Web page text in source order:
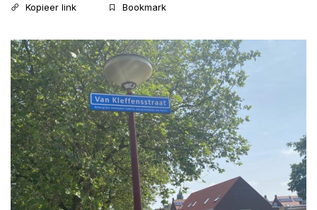
Kopieer link
Bookmark